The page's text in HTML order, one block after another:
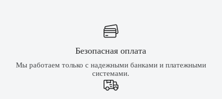
Безопасная оплата
Мы работаем только с надежными банками и платежными
системами.